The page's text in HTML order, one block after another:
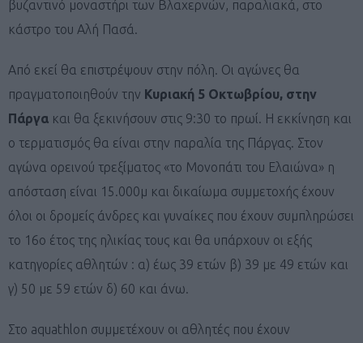
βυζαντινό μοναστήρι των Βλαχερνών, παραλιακά, στο
κάστρο του Αλή Πασά.
Από εκεί θα επιστρέψουν στην πόλη. Οι αγώνες θα
πραγματοποιηθούν την Κυριακή 5 Οκτωβρίου, στην
Πάργα και θα ξεκινήσουν στις 9:30 το πρωί. H εκκίνηση και
ο τερματισμός θα είναι στην παραλία της Πάργας. Στον
αγώνα ορεινού τρεξίματος «το Μονοπάτι του Ελαιώνα» η
απόσταση είναι 15.000μ και δικαίωμα συμμετοχής έχουν
όλοι οι δρομείς άνδρες και γυναίκες που έχουν συμπληρώσει
το 16ο έτος της ηλικίας τους και θα υπάρχουν οι εξής
κατηγορίες αθλητών : α) έως 39 ετών β) 39 με 49 ετών και
γ) 50 με 59 ετών δ) 60 και άνω.
Στο aquathlon συμμετέχουν οι αθλητές που έχουν